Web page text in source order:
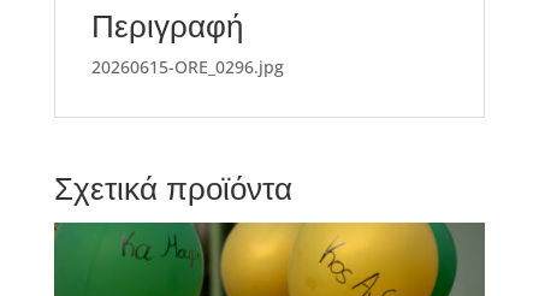
Περιγραφή
20260615-ORE_0296.jpg
Σχετικά προϊόντα